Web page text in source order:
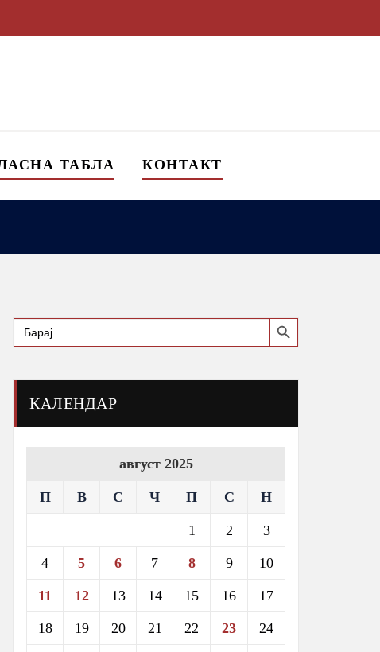
ТАБЛА КОНТАКТ
Search
for:
Search Button
КАЛЕНДАР
август 2025
П В С Ч П С Н
1 2 3
4 5 6 7 8 9 10
11 12 13 14 15 16 17
18 19 20 21 22 23 24